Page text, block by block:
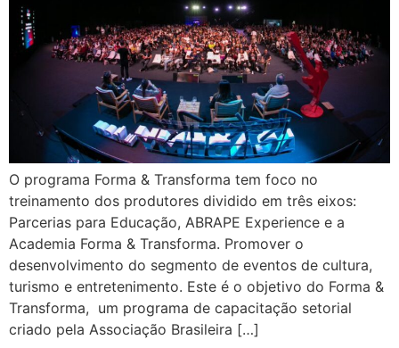
O programa Forma & Transforma tem foco no
treinamento dos produtores dividido em três eixos:
Parcerias para Educação, ABRAPE Experience e a
Academia Forma & Transforma. Promover o
desenvolvimento do segmento de eventos de cultura,
turismo e entretenimento. Este é o objetivo do Forma &
Transforma, um programa de capacitação setorial
criado pela Associação Brasileira […]